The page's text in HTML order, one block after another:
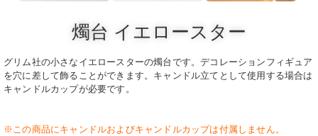
燭台 イエロースター
グリム社の小さなイエロースターの燭台です。デコレーションフィギュア
を穴に差して飾ることができます。キャンドル立てとして使用する場合は
キャンドルカップが必要です。
※この商品にキャンドルおよびキャンドルカップは付属しません。